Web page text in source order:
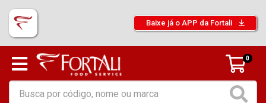
Baixe já o APP da Fortali
0